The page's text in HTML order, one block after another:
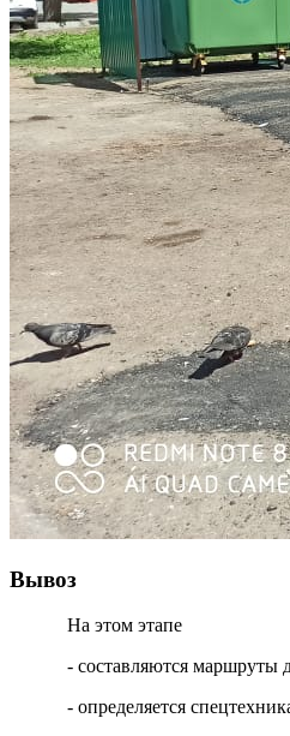
Вывоз
На этом этапе
- составляются маршруты
- определяется